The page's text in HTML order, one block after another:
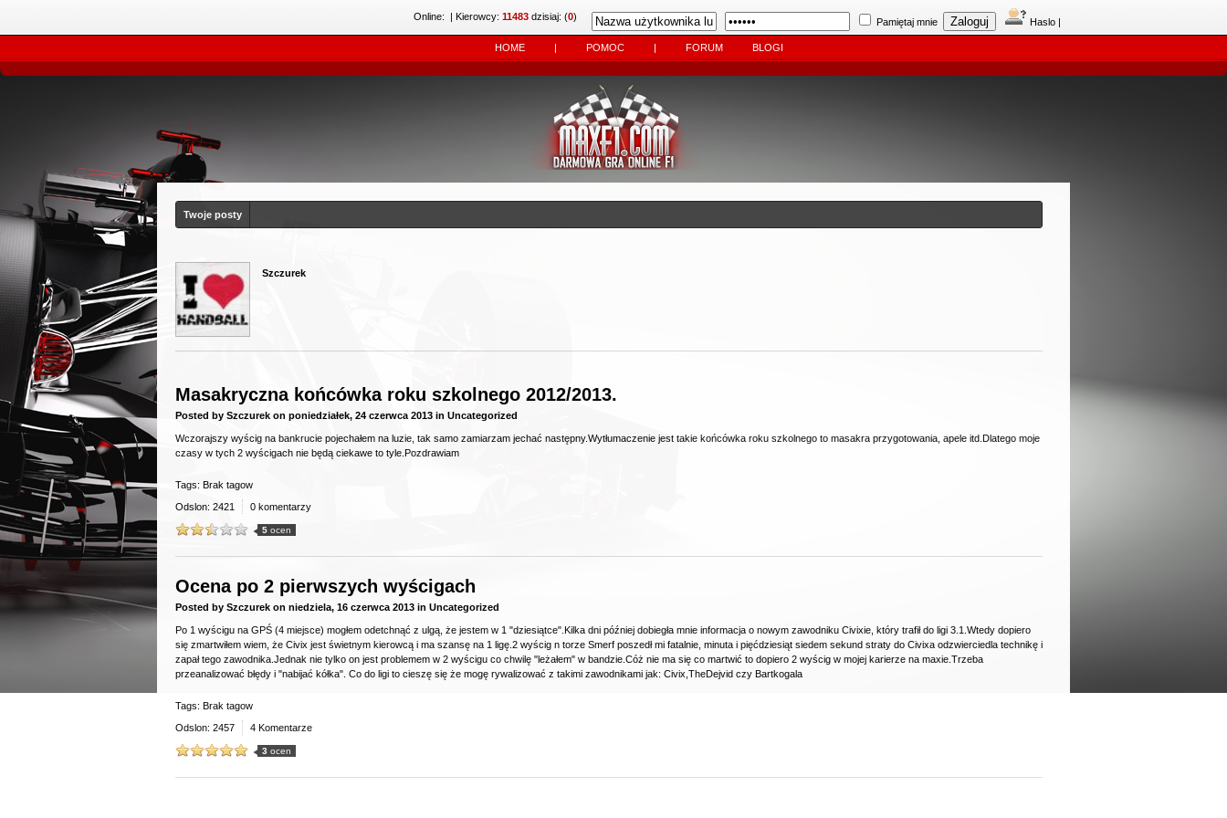
Pamiętaj mnie Haslo |
| Kierowcy: 11483 dzisiaj: (0)
Online:
HOME | POMOC | FORUM BLOGI
Twoje posty
Szczurek
Masakryczna końcówka roku szkolnego 2012/2013.
Posted by Szczurek on poniedziałek, 24 czerwca 2013 in Uncategorized
Wczorajszy wyścig na bankrucie pojechałem na luzie, tak samo zamiarzam jechać następny.Wytłumaczenie jest takie końcówka roku szkolnego to masakra przygotowania, apele itd.Dlatego moje
czasy w tych 2 wyścigach nie będą ciekawe to tyle.Pozdrawiam
Tags: Brak tagow
Odslon: 2421
0 komentarzy
5 ocen
Ocena po 2 pierwszych wyścigach
Posted by Szczurek on niedziela, 16 czerwca 2013 in Uncategorized
Po 1 wyścigu na GPŚ (4 miejsce) mogłem odetchnąć z ulgą, że jestem w 1 "dziesiątce".Kilka dni później dobiegła mnie informacja o nowym zawodniku Civixie, który trafił do ligi 3.1.Wtedy dopiero
się zmartwiłem wiem, że Civix jest świetnym kierowcą i ma szansę na 1 ligę.2 wyścig n torze Smerf poszedł mi fatalnie, minuta i pięćdziesiąt siedem sekund straty do Civixa odzwierciedla technikę i
zapał tego zawodnika.Jednak nie tylko on jest problemem w 2 wyścigu co chwilę "leżałem" w bandzie.Cóż nie ma się co martwić to dopiero 2 wyścig w mojej karierze na maxie.Trzeba
przeanalizować błędy i "nabijać kółka". Co do ligi to cieszę się że mogę rywalizować z takimi zawodnikami jak: Civix,TheDejvid czy Bartkogala
Tags: Brak tagow
Odslon: 2457
4 Komentarze
3 ocen